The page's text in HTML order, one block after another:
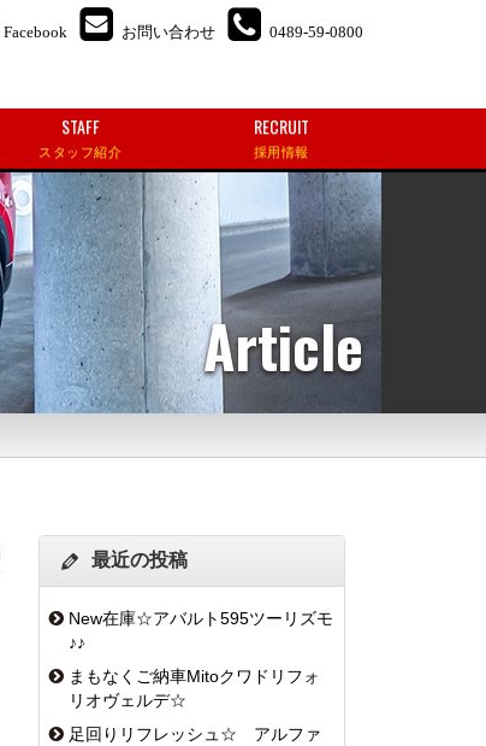
Facebook お問い合わせ 0489-59-0800
STAFF
スタッフ紹介
RECRUIT
採用情報
Article
最近の投稿
New在庫☆アバルト595ツーリズモ
♪♪
まもなくご納車Mitoクワドリフォ
リオヴェルデ☆
足回りリフレッシュ☆ アルファ